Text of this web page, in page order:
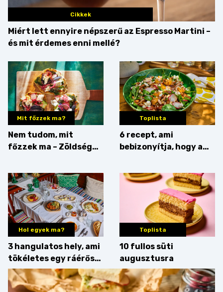
Cikkek
Miért lett ennyire népszerű az Espresso Martini –
és mit érdemes enni mellé?
Mit főzzek ma?
Nem tudom, mit
főzzek ma – Zöldség
Toplista
6 recept, ami
bebizonyítja, hogy a
zseniális
Hol egyek ma?
3 hangulatos hely, ami
tökéletes egy ráérős
hétvégi ebédhez
Toplista
10 fullos süti
augusztusra